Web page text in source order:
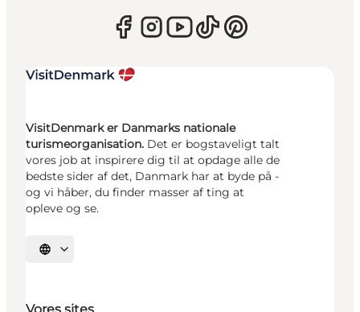
VisitDenmark er Danmarks nationale
turismeorganisation. Det er bogstaveligt talt
vores job at inspirere dig til at opdage alle de
bedste sider af det, Danmark har at byde på -
og vi håber, du finder masser af ting at
opleve og se.
Vælg sprog
Vores sites